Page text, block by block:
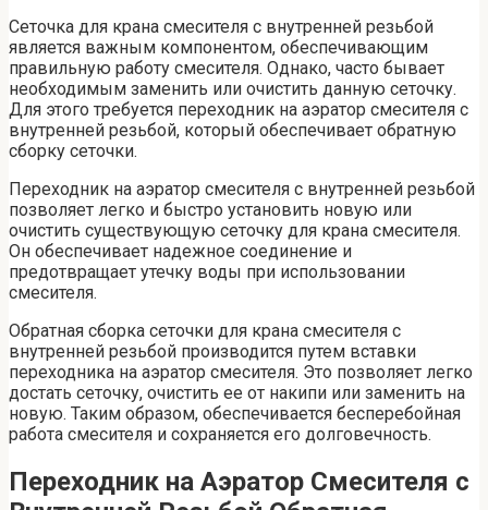
Сеточка для крана смесителя с внутренней резьбой
является важным компонентом, обеспечивающим
правильную работу смесителя. Однако, часто бывает
необходимым заменить или очистить данную сеточку.
Для этого требуется переходник на аэратор смесителя с
внутренней резьбой, который обеспечивает обратную
сборку сеточки.
Переходник на аэратор смесителя с внутренней резьбой
позволяет легко и быстро установить новую или
очистить существующую сеточку для крана смесителя.
Он обеспечивает надежное соединение и
предотвращает утечку воды при использовании
смесителя.
Обратная сборка сеточки для крана смесителя с
внутренней резьбой производится путем вставки
переходника на аэратор смесителя. Это позволяет легко
достать сеточку, очистить ее от накипи или заменить на
новую. Таким образом, обеспечивается бесперебойная
работа смесителя и сохраняется его долговечность.
Переходник на Аэратор Смесителя с